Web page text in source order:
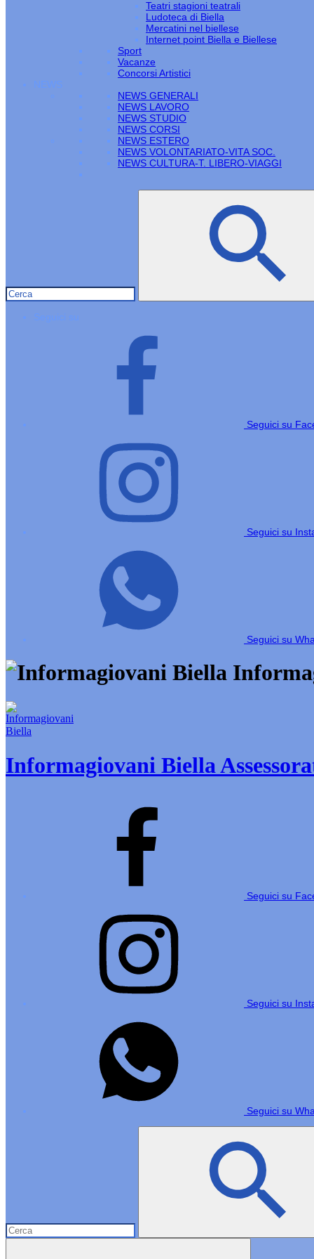
Teatri stagioni teatrali
Ludoteca di Biella
Mercatini nel biellese
Internet point Biella e Biellese
Sport
Vacanze
Concorsi Artistici
NEWS
NEWS GENERALI
NEWS LAVORO
NEWS STUDIO
NEWS CORSI
NEWS ESTERO
NEWS VOLONTARIATO-VITA SOC.
NEWS CULTURA-T. LIBERO-VIAGGI
Seguici su
Seguici su
Seguici su
Seguici su
Informagiovani Biella
Seguici su
Seguici su
Seguici su